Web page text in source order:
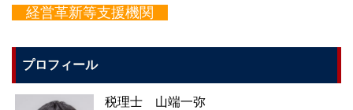
経営革新等支援機関
プロフィール
税理士 山端一弥